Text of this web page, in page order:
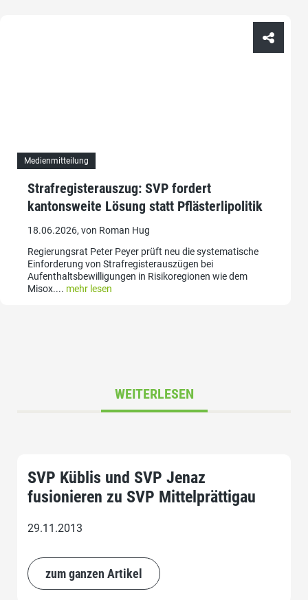
Medienmitteilung
Strafregisterauszug: SVP fordert
kantonsweite Lösung statt Pflästerlipolitik
18.06.2026, von Roman Hug
Regierungsrat Peter Peyer prüft neu die systematische
Einforderung von Strafregisterauszügen bei
Aufenthaltsbewilligungen in Risikoregionen wie dem
Misox.... mehr lesen
WEITERLESEN
SVP Küblis und SVP Jenaz
fusionieren zu SVP Mittelprättigau
29.11.2013
zum ganzen Artikel